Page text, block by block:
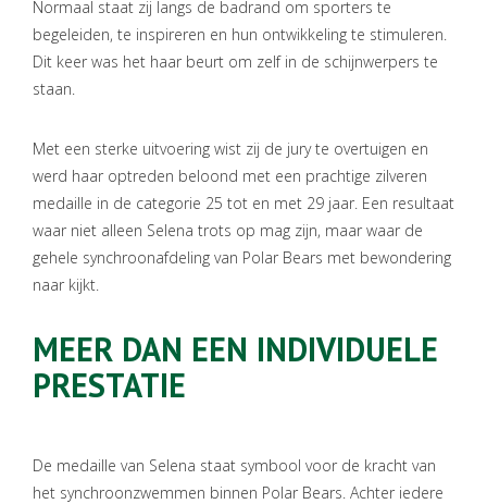
Normaal staat zij langs de badrand om sporters te
begeleiden, te inspireren en hun ontwikkeling te stimuleren.
Dit keer was het haar beurt om zelf in de schijnwerpers te
staan.
Met een sterke uitvoering wist zij de jury te overtuigen en
werd haar optreden beloond met een prachtige zilveren
medaille in de categorie 25 tot en met 29 jaar. Een resultaat
waar niet alleen Selena trots op mag zijn, maar waar de
gehele synchroonafdeling van Polar Bears met bewondering
naar kijkt.
MEER DAN EEN INDIVIDUELE
PRESTATIE
De medaille van Selena staat symbool voor de kracht van
het synchroonzwemmen binnen Polar Bears. Achter iedere